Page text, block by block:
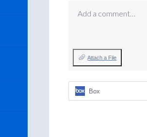
Add a comment…
Attach a File
Box